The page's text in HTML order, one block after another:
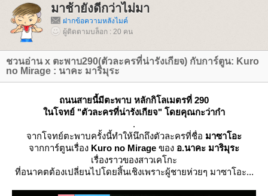
มาช้ายังดีกว่าไม่มา
ฝากข้อความหลังไมค์
ผู้ติดตามบล็อก : 20 คน
ชวนอ่าน x ตะพาบ290(ตัวละครที่น่ารังเกียจ) กับการ์ตูน: Kuro
no Mirage : นาคะ มาริมุระ
ถนนสายนี้มีตะพาบ หลักกิโลเมตรที่ 290
นโจทย์ "ตัวละครที่น่ารังเกียจ" โดยคุณกะว่าก๋า
.
จากโจทย์ตะพาบครั้งนี้ทำให้นึกถึงตัวละครที่ชื่อ มาซาโอะ
จากการ์ตูนเรื่อง Kuro no Mirage ของ อ.นาคะ มาริมุระ
เรื่องราวของสาวเคโกะ
ที่อนาคตต้องเปลี่ยนไปโดยสิ้นเชิงเพราะผู้ชายห่วยๆ มาซาโอะ...